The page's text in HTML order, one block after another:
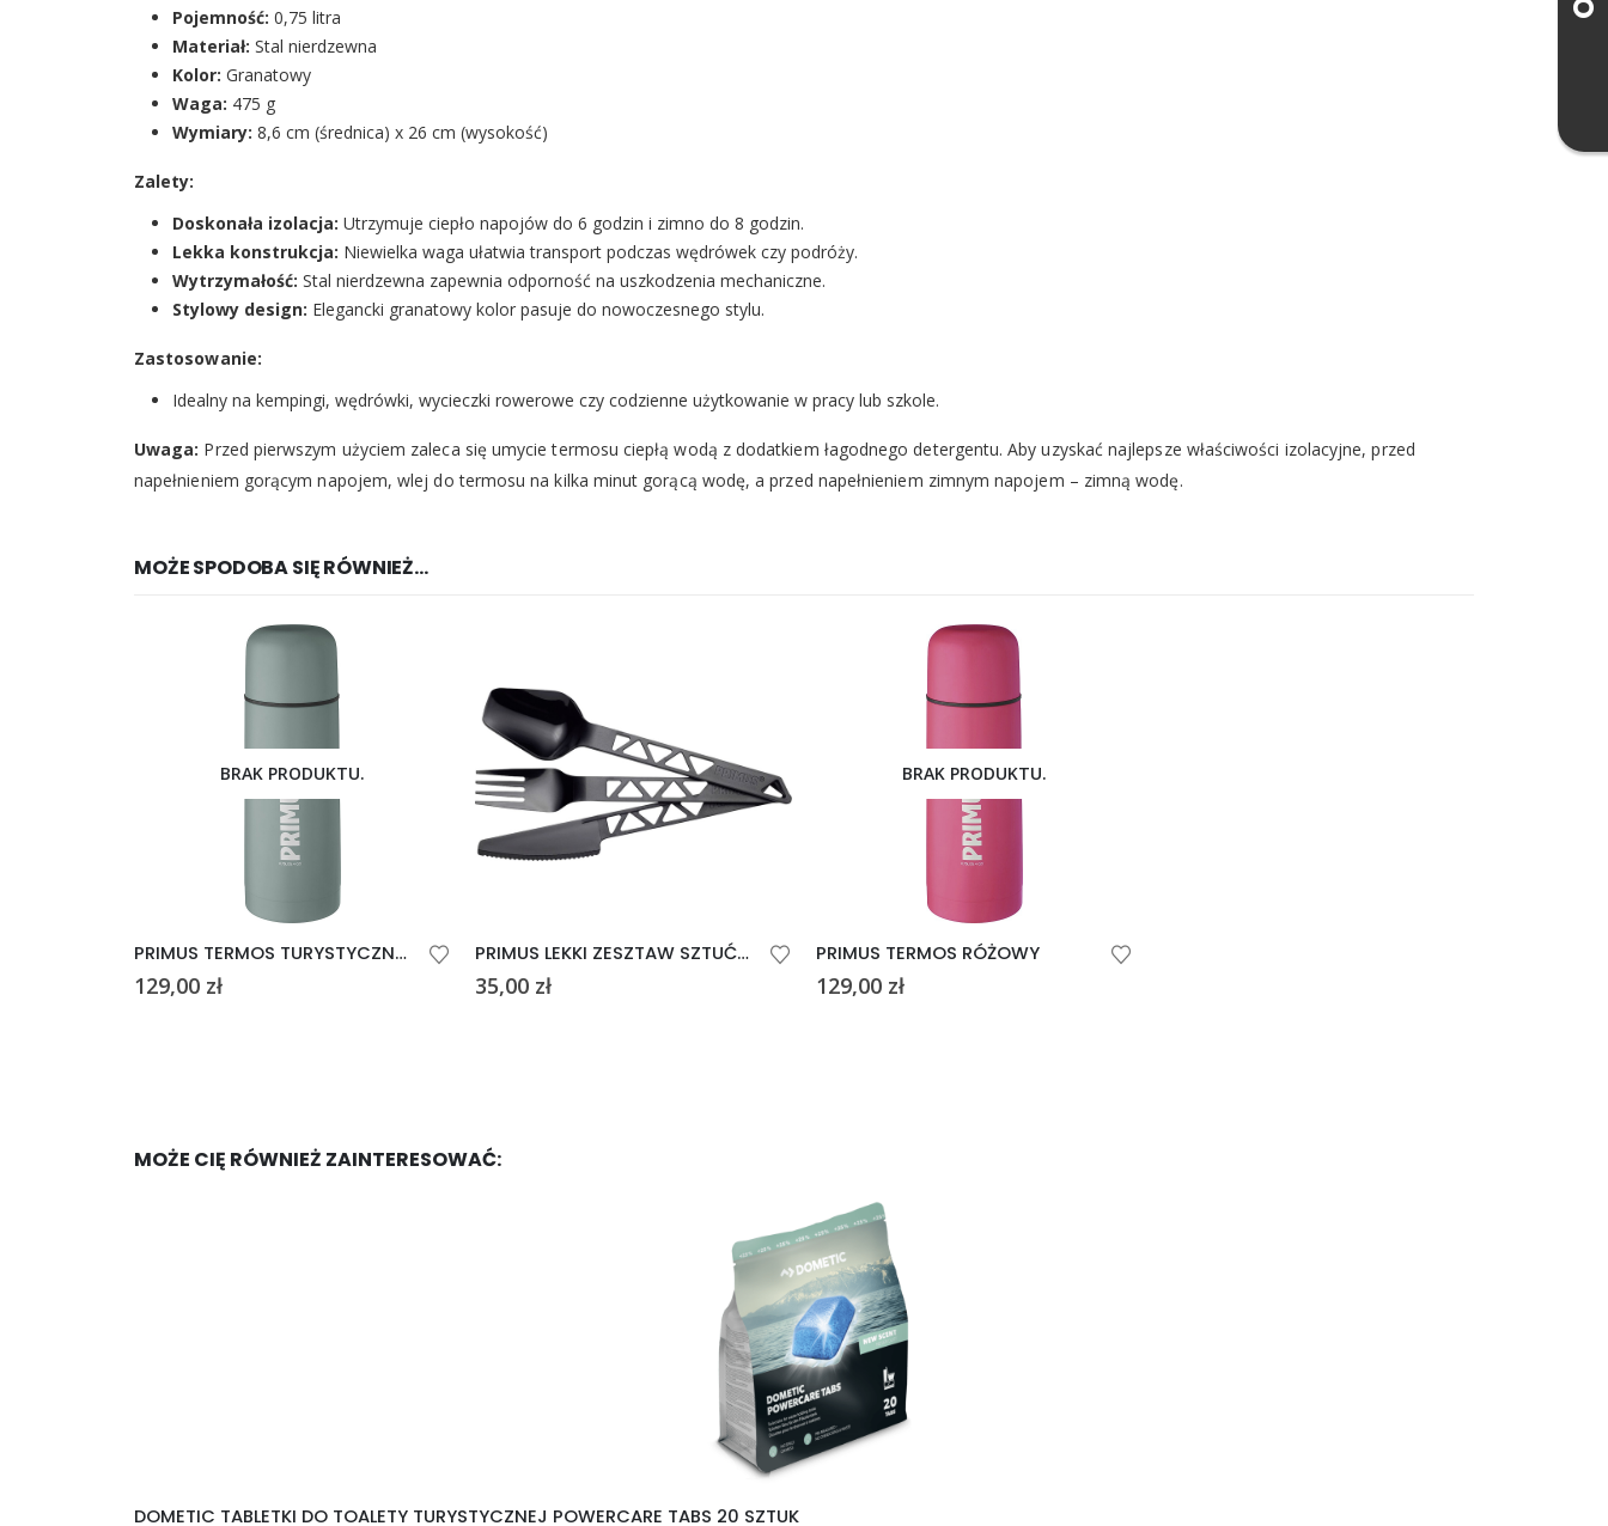
Pojemność: 0,75 litra
Materiał: Stal nierdzewna
Kolor: Granatowy
Waga: 475 g
Wymiary: 8,6 cm (średnica) x 26 cm (wysokość)
Zalety:
Doskonała izolacja: Utrzymuje ciepło napojów do 6 godzin i zimno do 8 godzin.
Lekka konstrukcja: Niewielka waga ułatwia transport podczas wędrówek czy podróży.
Wytrzymałość: Stal nierdzewna zapewnia odporność na uszkodzenia mechaniczne.
Stylowy design: Elegancki granatowy kolor pasuje do nowoczesnego stylu.
Zastosowanie:
Idealny na kempingi, wędrówki, wycieczki rowerowe czy codzienne użytkowanie w pracy lub szkole.
Uwaga: Przed pierwszym użyciem zaleca się umycie termosu ciepłą wodą z dodatkiem łagodnego detergentu. Aby uzyskać najlepsze właściwości izolacyjne, przed
napełnieniem gorącym napojem, wlej do termosu na kilka minut gorącą wodę, a przed napełnieniem zimnym napojem – zimną wodę.
MOŻE SPODOBA SIĘ RÓWNIEŻ…
BRAK PRODUKTU.
PRIMUS TERMOS TURYSTYCZNY KOLOR MORSKI
129,00 zł
PRIMUS LEKKI ZESZTAW SZTUĆCÓW CZARNY
35,00 zł
BRAK PRODUKTU.
PRIMUS TERMOS RÓŻOWY
129,00 zł
MOŻE CIĘ RÓWNIEŻ ZAINTERESOWAĆ:
DOMETIC TABLETKI DO TOALETY TURYSTYCZNEJ POWERCARE TABS 20 SZTUK